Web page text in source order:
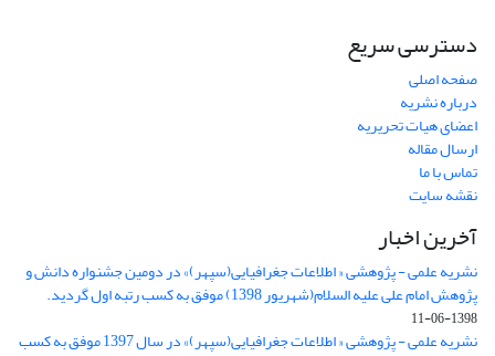
دسترسی سریع
صفحه اصلی
درباره نشریه
اعضای هیات تحریریه
ارسال مقاله
تماس با ما
نقشه سایت
آخرین اخبار
نشریه علمی - پژوهشی « اطلاعات جغرافیایی(سپهر)» در دومین جشنواره دانش و
پژوهش امام علی علیه السلام(شهریور 1398) موفق به کسب رتبه اول گردید.
1398-06-11
نشریه علمی - پژوهشی « اطلاعات جغرافیایی(سپهر)» در سال 1397 موفق به کسب